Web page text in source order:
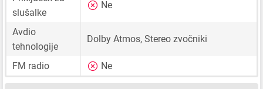
slušalke
Ne
Avdio
tehnologije
Dolby Atmos, Stereo zvočniki
FM radio Ne